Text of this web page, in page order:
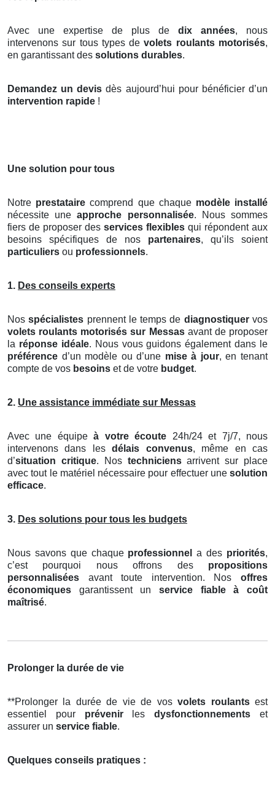
Avec une expertise de plus de dix années, nous
intervenons sur tous types devolets roulants motorisés,
en garantissant des solutions durables.
Demandez un devis dès aujourd’hui pour bénéficier d’un
intervention rapide !
Une solution pour tous
Notre prestataire comprend que chaque modèle installé
nécessite uneapproche personnalisée. Nous sommes
fiers de proposer des services flexibles qui répondent aux
besoins spécifiques de nos partenaires, qu’ils soient
particuliers ou professionnels.
1. Des conseils experts
Nosspécialistes prennent le temps de diagnostiquervos
volets roulants motorisés sur Messas avant de proposer
la réponse idéale. Nous vous guidons également dans le
préférence d’un modèle ou d’une mise à jour, en tenant
compte de vos besoins et de votre budget.
2. Une assistance immédiate sur Messas
Avec une équipeà votre écoute 24h/24 et 7j/7, nous
intervenons dans lesdélais convenus, même en cas
d’situation critique. Nos techniciensarrivent sur place
avec tout le matériel nécessaire pour effectuer une solution
efficace.
3. Des solutions pour tous les budgets
Nous savons que chaque professionnel a des priorités,
c’est pourquoi nous offrons des propositions
personnalisées avant toute intervention. Nos offres
économiques garantissent un service fiable à coût
maîtrisé.
Prolonger la durée de vie
**Prolonger la durée de vie de vosvolets roulantsest
essentiel pour prévenirlesdysfonctionnements et
assurer un service fiable.
Quelques conseils pratiques :